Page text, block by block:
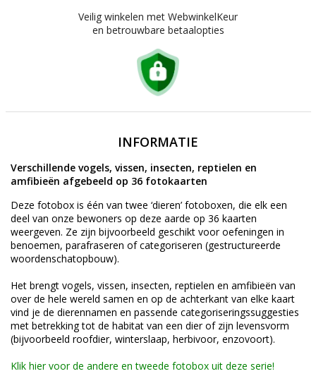
Veilig winkelen met WebwinkelKeur
en betrouwbare betaalopties
INFORMATIE
Verschillende vogels, vissen, insecten, reptielen en
amfibieën afgebeeld op 36 fotokaarten
Deze fotobox is één van twee ‘dieren’ fotoboxen, die elk een
deel van onze bewoners op deze aarde op 36 kaarten
weergeven. Ze zijn bijvoorbeeld geschikt voor oefeningen in
benoemen, parafraseren of categoriseren (gestructureerde
woordenschatopbouw).
Het brengt vogels, vissen, insecten, reptielen en amfibieën van
over de hele wereld samen en op de achterkant van elke kaart
vind je de dierennamen en passende categoriseringssuggesties
met betrekking tot de habitat van een dier of zijn levensvorm
(bijvoorbeeld roofdier, winterslaap, herbivoor, enzovoort).
Klik hier voor de andere en tweede fotobox uit deze serie!